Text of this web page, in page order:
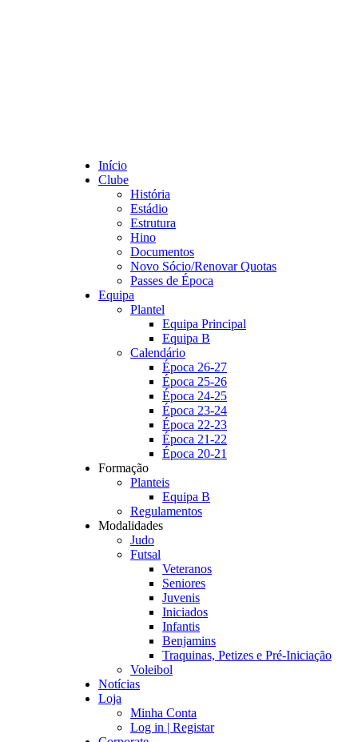
Início
Clube
História
Estádio
Estrutura
Hino
Documentos
Novo Sócio/Renovar Quotas
Passes de Época
Equipa
Plantel
Equipa Principal
Equipa B
Calendário
Época 26-27
Época 25-26
Época 24-25
Época 23-24
Época 22-23
Época 21-22
Época 20-21
Formação
Planteis
Equipa B
Regulamentos
Modalidades
Judo
Futsal
Veteranos
Seniores
Juvenis
Iniciados
Infantis
Benjamins
Traquinas, Petizes e Pré-Iniciação
Voleibol
Notícias
Loja
Minha Conta
Log in | Registar